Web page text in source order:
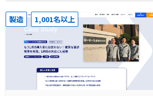
製造 1,001名以上